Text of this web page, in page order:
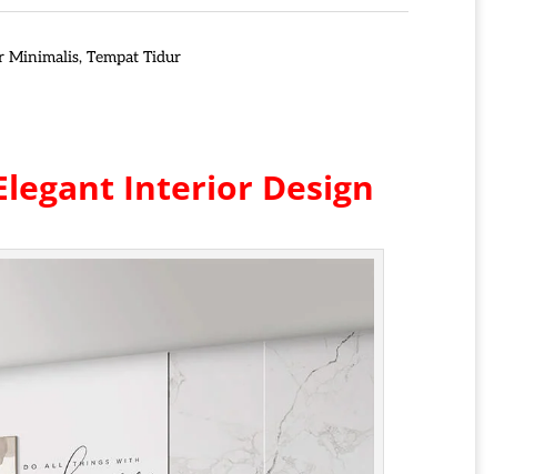
Minimalis, Tempat Tidur
Interior Design